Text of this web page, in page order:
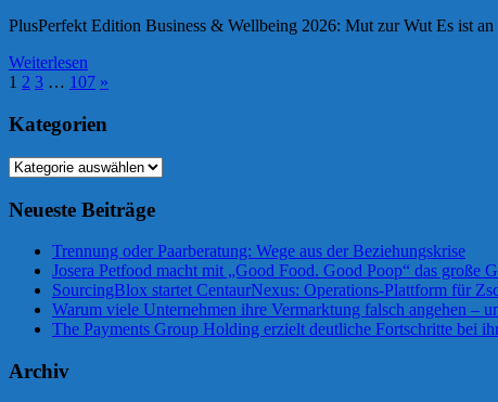
PlusPerfekt Edition Business & Wellbeing 2026: Mut zur Wut Es ist
Weiterlesen
Seitennummerierung
der
Beiträge
1 2 3 … 107 Nächste
»
Kategorien
Kategorien
Neueste Beiträge
Trennung oder Paarberatung: Wege aus der Beziehungskrise
Josera Petfood macht mit „Good Food. Good Poop“ das große
SourcingBlox startet CentaurNexus: Operations-Plattform für
Warum viele Unternehmen ihre Vermarktung falsch angehen –
The Payments Group Holding erzielt deutliche Fortschritte bei
Archiv